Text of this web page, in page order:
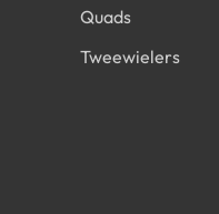
Quads
Tweewielers